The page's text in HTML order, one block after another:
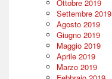
Ottobre 2019
Settembre 2019
Agosto 2019
Giugno 2019
Maggio 2019
Aprile 2019
Marzo 2019